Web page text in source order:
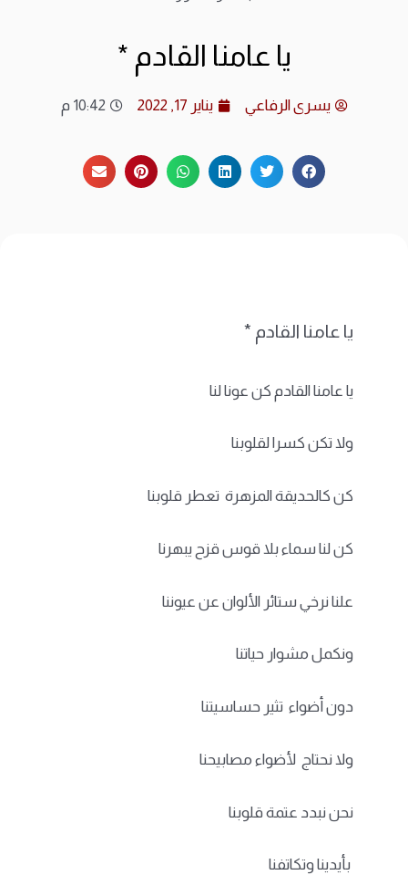
يا عامنا القادم *
يسرى الرفاعي يناير 17, 2022 10:42 م
يا عامنا القادم *
يا عامنا القادم كن عونا لنا
ولا تكن كسرا لقلوبنا
كن كالحديقة المزهرة تعطر قلوبنا
كن لنا سماء بلا قوس قزح يبهرنا
علنا نرخي ستائر الألوان عن عيوننا
ونكمل مشوار حياتنا
دون أضواء تثير حساسيتنا
ولا نحتاج لأضواء مصابيحنا
نحن نبدد عتمة قلوبنا
بأيدينا وتكاتفنا